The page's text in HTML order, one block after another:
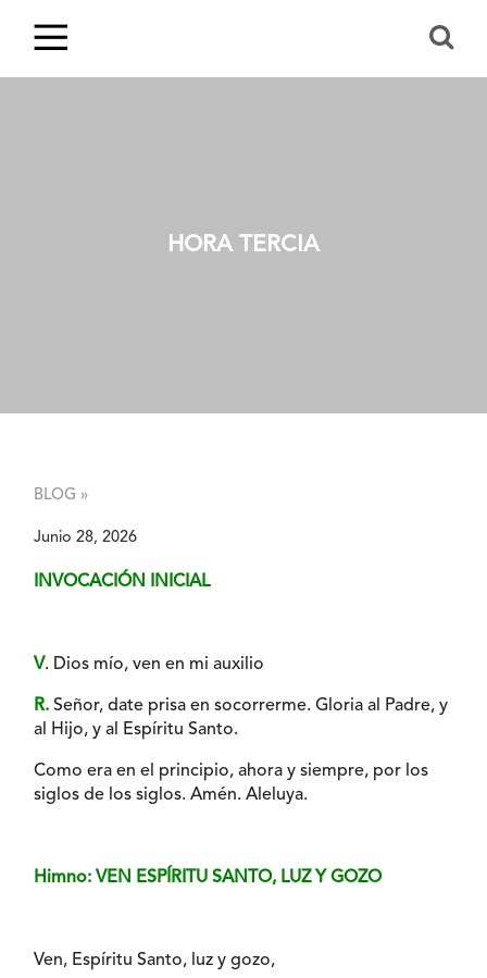
HORA TERCIA
BLOG »
Junio 28, 2026
INVOCACIÓN INICIAL
V. Dios mío, ven en mi auxilio
R. Señor, date prisa en socorrerme. Gloria al Padre, y
al Hijo, y al Espíritu Santo.
Como era en el principio, ahora y siempre, por los
siglos de los siglos. Amén. Aleluya.
Himno: VEN ESPÍRITU SANTO, LUZ Y GOZO
Ven, Espíritu Santo, luz y gozo,